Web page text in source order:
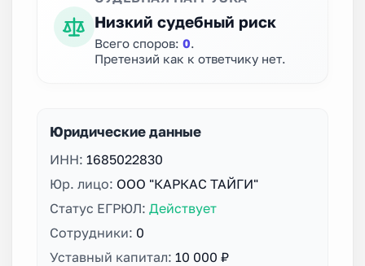
Низкий судебный риск
Всего споров: 0
Претензий как к ответчику нет.
Юридические данные
ИНН: 1685022830
Юр. лицо: ООО "КАРКАС ТАЙГИ"
Статус ЕГРЮЛ: Действует
Сотрудники: 0
Уставный капитал: 10 000 ₽